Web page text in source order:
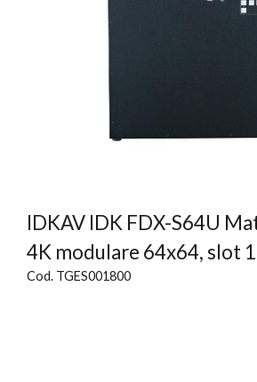
IDKAV IDK FDX-S64U
4K modulare 64x64, slot
Cod. TGES001800